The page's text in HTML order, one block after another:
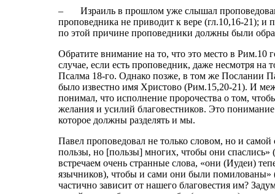
– Израиль в прошлом уже слышал
проповедника не приводит к вере (гл.10,16-21);
по этой причине проповедники должны были
Обратите внимание на то, что это место в
случае, если есть проповедник, даже несмотря
Псалма 18-го. Однако позже, в том же Послании
было известно имя Христово (Рим.15,20-21). И
понимал, что исполнение пророчества о том,
желания и усилий благовестников. Это
которое должны разделять и мы.
Павел проповедовал не только словом, но и
пользы, но [пользы] многих, чтобы они
встречаем очень странные слова, «они (Иудеи)
язычников), чтобы и сами они были помилованы»
частично зависит от нашего благовестия им?